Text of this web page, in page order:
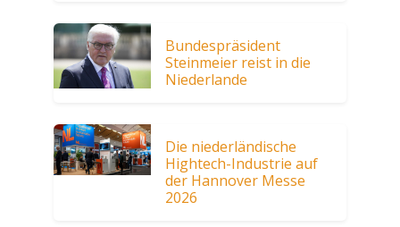
Bundespräsident
Steinmeier reist in die
Niederlande
Die niederländische
Hightech-Industrie auf
der Hannover Messe
2026